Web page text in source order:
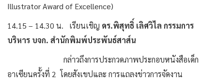
Illustrator Award of Excellence)
14.15 – 14.30 น. เรียนเชิญ ดร.พิสุทธิ์ เลิศวิไล กรรมการ
บริหาร บจก. สำนักพิมพ์ประพันธ์สาส์น
กล่าวถึงการประกวดภาพประกอบหนังสือเด็ก
อาเซียนครั้งที่ 2 โดยสังเขปและ การแถลงข่าวการจัดงาน